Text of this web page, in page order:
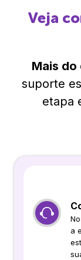
Veja
Mais do
suporte
etapa
a